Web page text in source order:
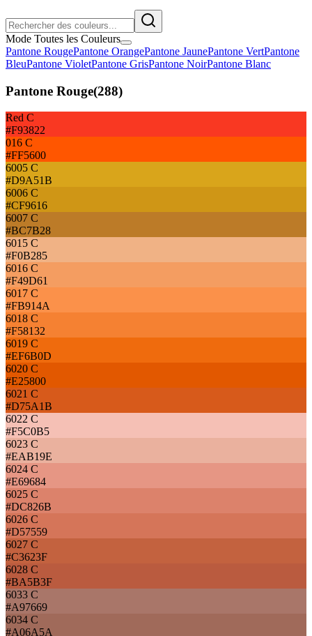
Mode Toutes les Couleurs
Pantone RougePantone OrangePantone JaunePantone VertPantone
BleuPantone VioletPantone GrisPantone NoirPantone Blanc
Pantone Rouge(288)
Red C
#F93822
016 C
#FF5600
6005 C
#D9A51B
6006 C
#CF9616
6007 C
#BC7B28
6015 C
#F0B285
6016 C
#F49D61
6017 C
#FB914A
6018 C
#F58132
6019 C
#EF6B0D
6020 C
#E25800
6021 C
#D75A1B
6022 C
#F5C0B5
6023 C
#EAB19E
6024 C
#E69684
6025 C
#DC826B
6026 C
#D57559
6027 C
#C3623F
6028 C
#BA5B3F
6033 C
#A97669
6034 C
#A06A5A